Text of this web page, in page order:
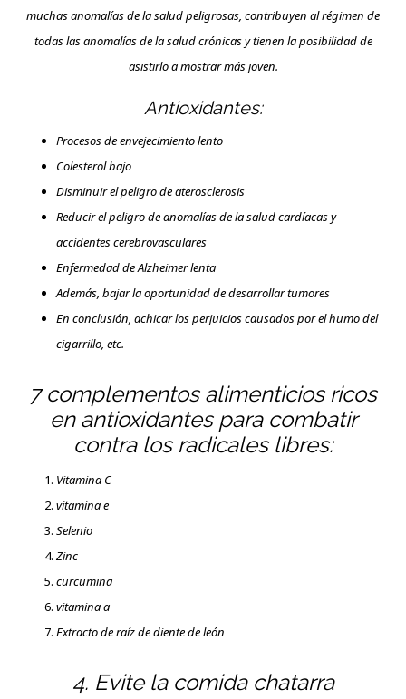
muchas anomalías de la salud peligrosas, contribuyen al régimen de
todas las anomalías de la salud crónicas y tienen la posibilidad de
asistirlo a mostrar más joven.
Antioxidantes:
Procesos de envejecimiento lento
Colesterol bajo
Disminuir el peligro de aterosclerosis
Reducir el peligro de anomalías de la salud cardíacas y
accidentes cerebrovasculares
Enfermedad de Alzheimer lenta
Además, bajar la oportunidad de desarrollar tumores
En conclusión, achicar los perjuicios causados por el humo del
cigarrillo, etc.
7 complementos alimenticios ricos
en antioxidantes para combatir
contra los radicales libres:
Vitamina C
vitamina e
Selenio
Zinc
curcumina
vitamina a
Extracto de raíz de diente de león
4. Evite la comida chatarra